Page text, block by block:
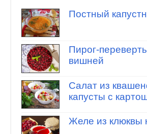
Постный
Пирог-
вишней
Салат из
капусты с
Желе из клюквы